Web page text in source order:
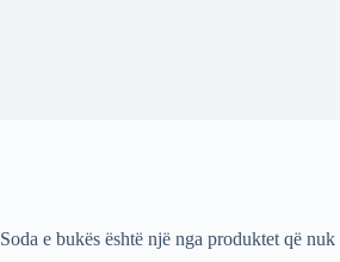
Soda e bukës është një nga produktet që